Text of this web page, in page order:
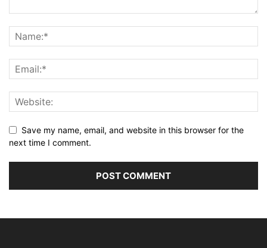
Save my name, email, and website in this browser for the
next time I comment.